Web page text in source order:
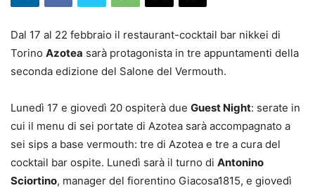
Dal 17 al 22 febbraio il restaurant-cocktail bar nikkei di
Torino Azotea sarà protagonista in tre appuntamenti della
seconda edizione del Salone del Vermouth.
Lunedì 17 e giovedì 20 ospiterà due Guest Night: serate in
cui il menu di sei portate di Azotea sarà accompagnato a
sei sips a base vermouth: tre di Azotea e tre a cura del
cocktail bar ospite. Lunedì sarà il turno di Antonino
Sciortino, manager del fiorentino Giacosa1815, e giovedì